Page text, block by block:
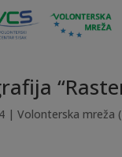
|Volonterska mreža